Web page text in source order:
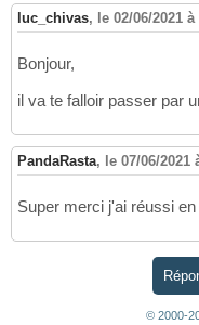
luc_chivas, le 02/06/2021
Bonjour,
il va te falloir passer par
PandaRasta, le 07/06/2021
Super merci j'ai réussi
© 2000-